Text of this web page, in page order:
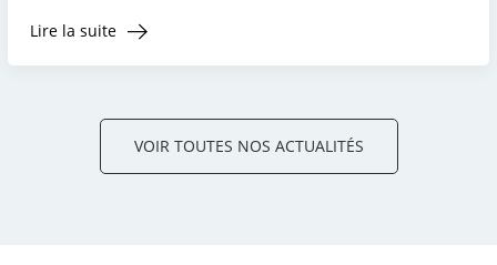
Lire la suite
VOIR TOUTES NOS ACTUALITÉS